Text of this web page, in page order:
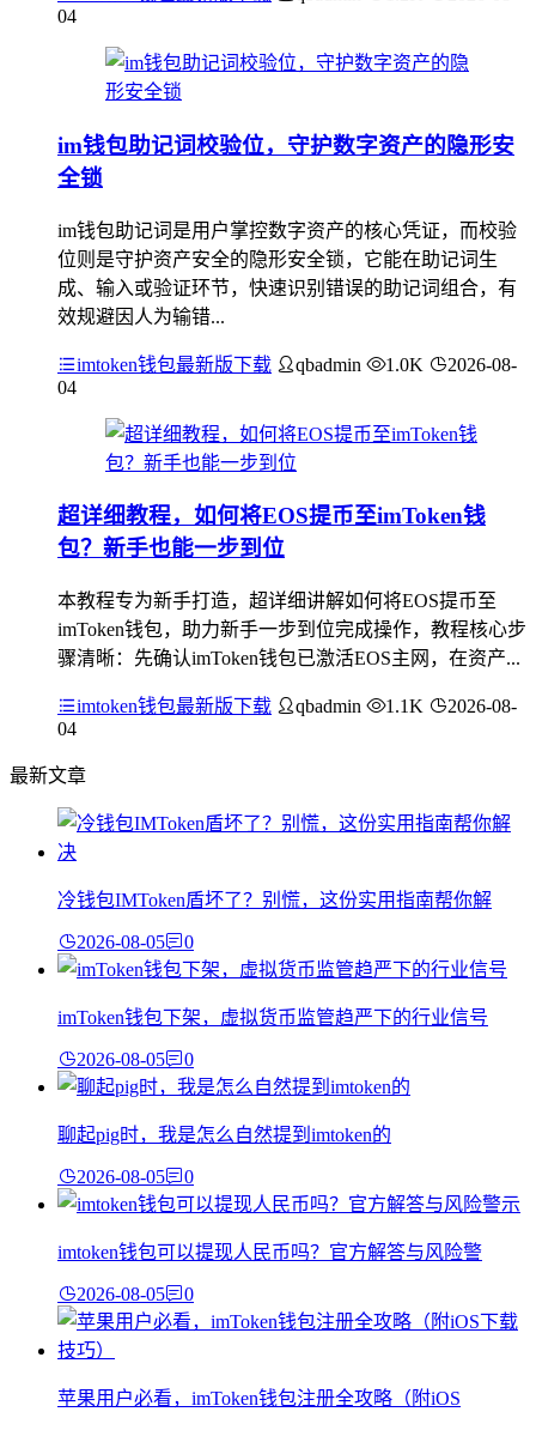
04
im钱包助记词校验位，守护数字资产的隐形安
全锁
im钱包助记词是用户掌控数字资产的核心凭证，而校验
位则是守护资产安全的隐形安全锁，它能在助记词生
成、输入或验证环节，快速识别错误的助记词组合，有
效规避因人为输错...
imtoken钱包最新版下载 qbadmin 1.0K
2026-08-
04
超详细教程，如何将EOS提币至imToken钱
包？新手也能一步到位
本教程专为新手打造，超详细讲解如何将EOS提币至
imToken钱包，助力新手一步到位完成操作，教程核心步
骤清晰：先确认imToken钱包已激活EOS主网，在资产...
imtoken钱包最新版下载 qbadmin 1.1K
2026-08-
04
最新文章
冷钱包IMToken盾坏了？别慌，这份实用指南帮你解
2026-08-05 0
imToken钱包下架，虚拟货币监管趋严下的行业信号
2026-08-05 0
聊起pig时，我是怎么自然提到imtoken的
2026-08-05 0
imtoken钱包可以提现人民币吗？官方解答与风险警
2026-08-05 0
苹果用户必看，imToken钱包注册全攻略（附iOS